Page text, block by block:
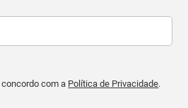
com a Política de Privacidade.